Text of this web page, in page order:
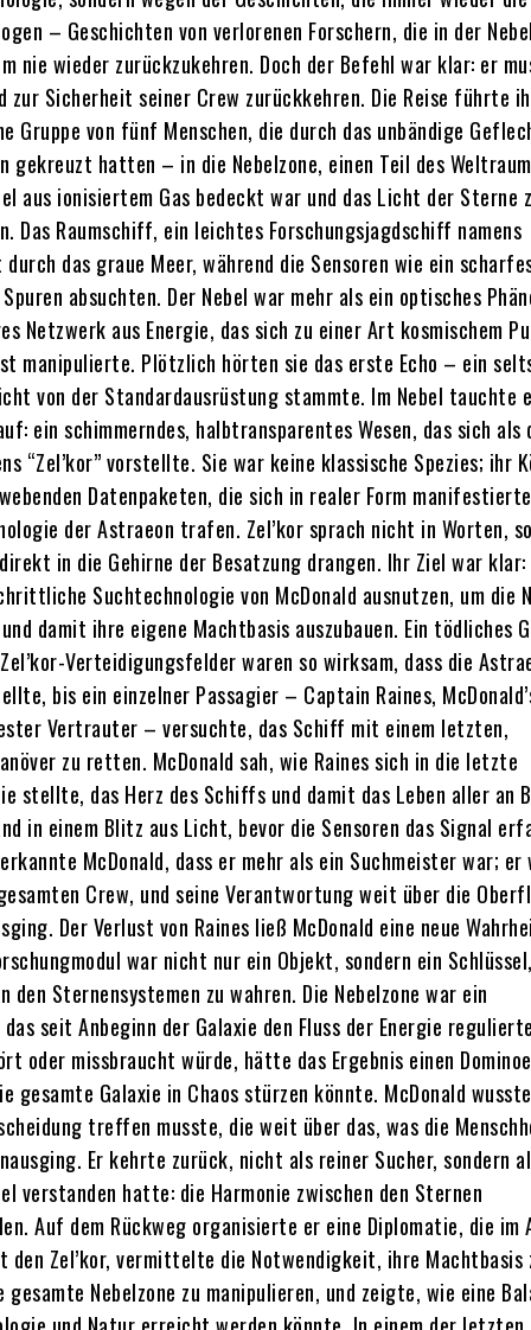
– Geschichten von verlorenen Forschern, die in der
nie wieder zurückzukehren. Doch der Befehl war klar: er
zur Sicherheit seiner Crew zurückkehren. Die Reise führte
Gruppe von fünf Menschen, die durch das unbändige
gekreuzt hatten – in die Nebelzone, einen Teil des
aus ionisiertem Gas bedeckt war und das Licht der Sterne
Das Raumschiff, ein leichtes Forschungsjagdschiff namens
das graue Meer, während die Sensoren wie ein
absuchten. Der Nebel war mehr als ein optisches
Netzwerk aus Energie, das sich zu einer Art kosmischem
manipulierte. Plötzlich hörten sie das erste Echo – ein
von der Standardausrüstung stammte. Im Nebel tauchte
ein schimmerndes, halbtransparentes Wesen, das sich als
“Zel’kor” vorstellte. Sie war keine klassische Spezies; ihr
Datenpaketen, die sich in realer Form
der Astraeon trafen. Zel’kor sprach nicht in Worten,
in die Gehirne der Besatzung drangen. Ihr Ziel war
Suchtechnologie von McDonald ausnutzen, um die
damit ihre eigene Machtbasis auszubauen. Ein tödliches
Verteidigungsfelder waren so wirksam, dass die
bis ein einzelner Passagier – Captain Raines,
Vertrauter – versuchte, das Schiff mit einem letzten,
zu retten. McDonald sah, wie Raines sich in die letzte
stellte, das Herz des Schiffs und damit das Leben aller an
in einem Blitz aus Licht, bevor die Sensoren das Signal
McDonald, dass er mehr als ein Suchmeister war; er
Crew, und seine Verantwortung weit über die
Der Verlust von Raines ließ McDonald eine neue
war nicht nur ein Objekt, sondern ein
den Sternensystemen zu wahren. Die Nebelzone war ein
seit Anbeginn der Galaxie den Fluss der Energie
oder missbraucht würde, hätte das Ergebnis einen
gesamte Galaxie in Chaos stürzen könnte. McDonald
treffen musste, die weit über das, was die
Er kehrte zurück, nicht als reiner Sucher, sondern
verstanden hatte: die Harmonie zwischen den Sternen
Auf dem Rückweg organisierte er eine Diplomatie, die im
den Zel’kor, vermittelte die Notwendigkeit, ihre Machtbasis
gesamte Nebelzone zu manipulieren, und zeigte, wie eine